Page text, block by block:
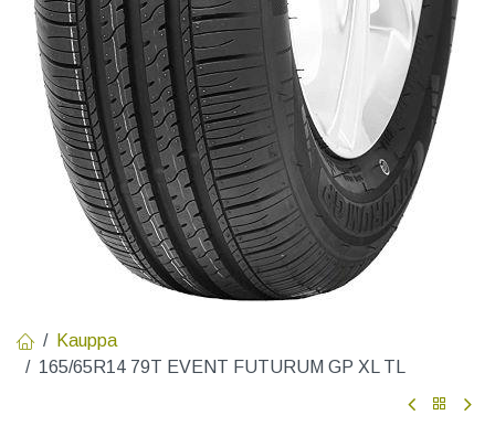
Kauppa
165/65R14 79T EVENT FUTURUM GP XL TL